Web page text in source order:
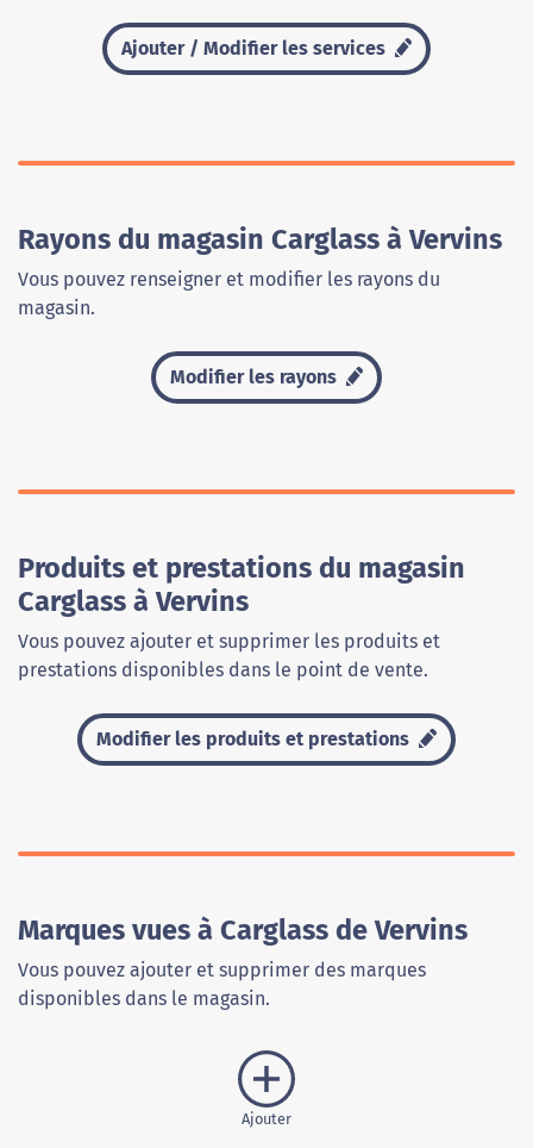
Ajouter / Modifier les services
Rayons du magasin Carglass à Vervins
Vous pouvez renseigner et modifier les rayons du
magasin.
Modifier les rayons
Produits et prestations du magasin
Carglass à Vervins
Vous pouvez ajouter et supprimer les produits et
prestations disponibles dans le point de vente.
Modifier les produits et prestations
Marques vues à Carglass de Vervins
Vous pouvez ajouter et supprimer des marques
disponibles dans le magasin.
Ajouter